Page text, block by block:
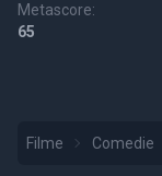
Metascore:
65
Filme Comedie